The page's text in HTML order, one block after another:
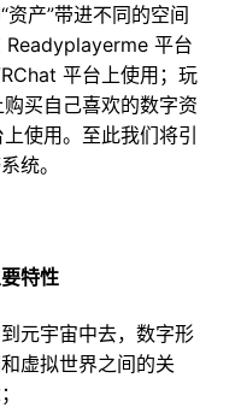
产”带进不同的空间
Readyplayerme 平台
平台上使用；玩
买自己喜欢的数字资
使用。至此我们将引
统。
特性
元宇宙中去，数字形
虚拟世界之间的关